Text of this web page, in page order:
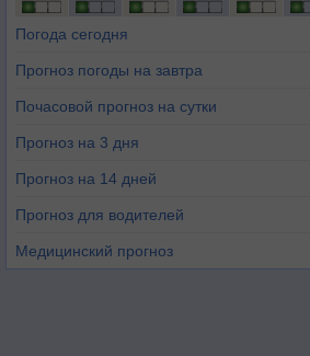
Погода сегодня
Прогноз погоды на завтра
Почасовой прогноз на сутки
Прогноз на 3 дня
Прогноз на 14 дней
Прогноз для водителей
Медицинский прогноз